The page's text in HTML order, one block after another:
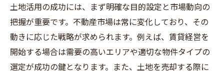
土地活用の成功には、まず明確な目的設定と市場動向の
把握が重要です。不動産市場は常に変化しており、その
動きに応じた戦略が求められます。例えば、賃貸経営を
開始する場合は需要の高いエリアや適切な物件タイプの
選定が成功の鍵となります。また、土地を売却する際に